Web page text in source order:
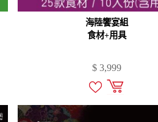
海陸饗宴組
食材+用具
$ 3,999